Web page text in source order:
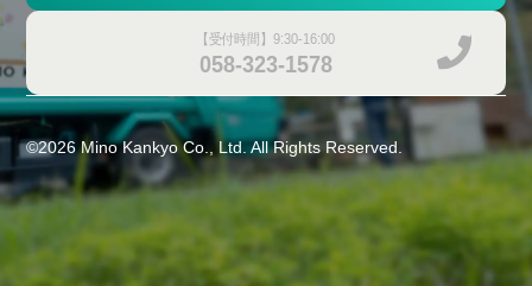
【受付時間】9:30-16:00
058-323-1578
©2026Mino Kankyo Co., Ltd. All Rights Reserved.